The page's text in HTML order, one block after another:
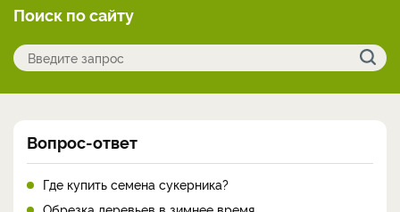
Поиск по сайту
Вопрос-ответ
Где купить семена сукерника?
Обрезка деревьев в зимнее время